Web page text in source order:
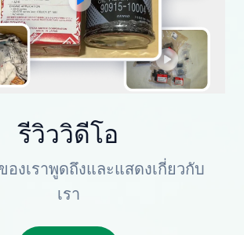
รีวิววิดีโอ
องเราพูดถึงและแสดงเกี่ยวกับ
เรา